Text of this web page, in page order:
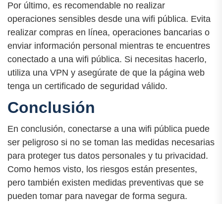
Por último, es recomendable no realizar
operaciones sensibles desde una wifi pública. Evita
realizar compras en línea, operaciones bancarias o
enviar información personal mientras te encuentres
conectado a una wifi pública. Si necesitas hacerlo,
utiliza una VPN y asegúrate de que la página web
tenga un certificado de seguridad válido.
Conclusión
En conclusión, conectarse a una wifi pública puede
ser peligroso si no se toman las medidas necesarias
para proteger tus datos personales y tu privacidad.
Como hemos visto, los riesgos están presentes,
pero también existen medidas preventivas que se
pueden tomar para navegar de forma segura.